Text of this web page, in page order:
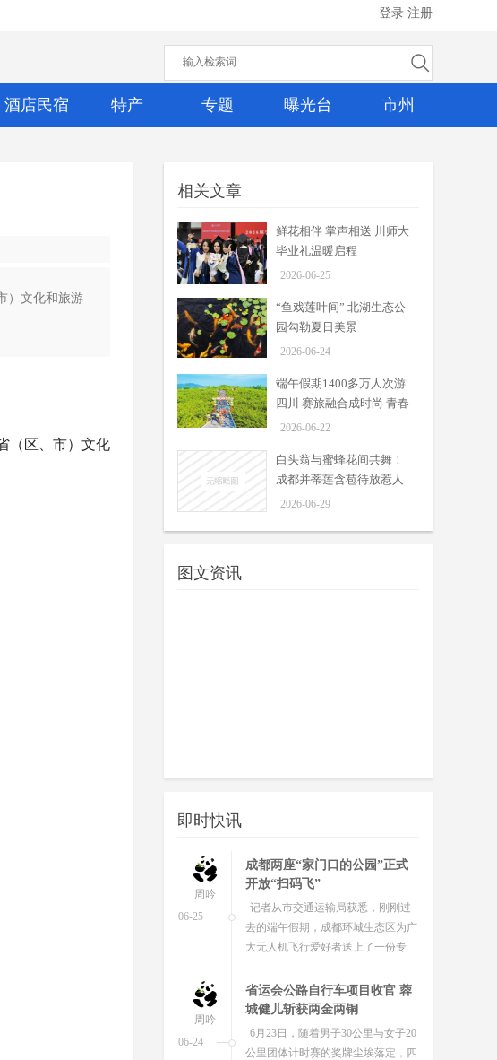
登录 注册
酒店民宿 特产 专题 曝光台 市州
）文化和旅游
（区、市）文化
相关文章
鲜花相伴 掌声相送 川师大
毕业礼温暖启程
2026-06-25
“鱼戏莲叶间” 北湖生态公
园勾勒夏日美景
2026-06-24
端午假期1400多万人次游
四川 赛旅融合成时尚 青春
旅途是亮点
2026-06-22
白头翁与蜜蜂花间共舞！
成都并蒂莲含苞待放惹人
怜爱
2026-06-29
图文资讯
即时快讯
06-25
周吟
鲜花相伴 掌声相送 川师大毕业
礼温暖启程
6月24日，四川师范大学2026届学生
毕业典礼暨学位授予仪式温情启幕。
06-24
周吟
“鱼戏莲叶间” 北湖生态公园勾
勒夏日美景
6月23日，北湖生态公园的荷塘景致
尽显独属于东方的中式美学。一池莲